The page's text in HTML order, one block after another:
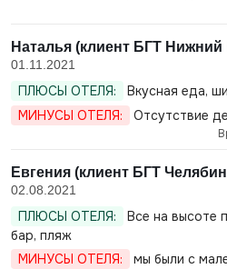
Наталья (клиент БГТ
01.11.2021
ПЛЮСЫ ОТЕЛЯ:
Вкусная еда,
МИНУСЫ ОТЕЛЯ:
Отсутствие
Евгения (клиент БГТ
02.08.2021
ПЛЮСЫ ОТЕЛЯ:
Все на высоте
бар, пляж
МИНУСЫ ОТЕЛЯ:
мы были с